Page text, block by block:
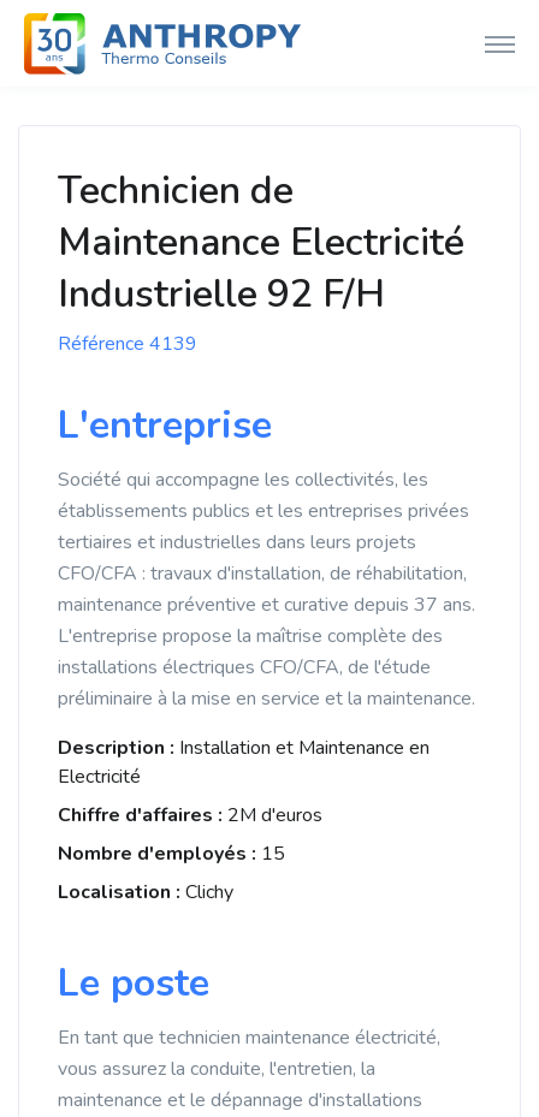
Technicien de
Maintenance Electricité
Industrielle 92 F/H
Référence 4139
L'entreprise
Société qui accompagne les collectivités, les
établissements publics et les entreprises privées
tertiaires et industrielles dans leurs projets
CFO/CFA : travaux d'installation, de réhabilitation,
maintenance préventive et curative depuis 37 ans.
L'entreprise propose la maîtrise complète des
installations électriques CFO/CFA, de l'étude
préliminaire à la mise en service et la maintenance.
Description : Installation et Maintenance en
Electricité
Chiffre d'affaires : 2M d'euros
Nombre d'employés : 15
Localisation : Clichy
Le poste
En tant que technicien maintenance électricité,
vous assurez la conduite, l'entretien, la
maintenance et le dépannage d'installations